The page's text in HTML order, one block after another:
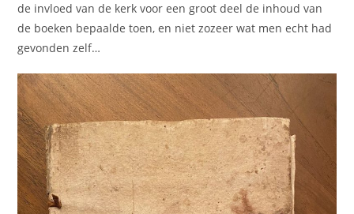
de invloed van de kerk voor een groot deel de inhoud van
de boeken bepaalde toen, en niet zozeer wat men echt had
gevonden zelf…